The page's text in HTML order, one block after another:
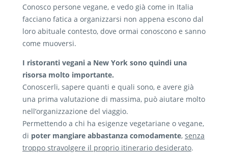
Conosco persone vegane, e vedo già come in Italia
facciano fatica a organizzarsi non appena escono dal
loro abituale contesto, dove ormai conoscono e sanno
come muoversi.
I ristoranti vegani a New York sono quindi una
risorsa molto importante.
Conoscerli, sapere quanti e quali sono, e avere già
una prima valutazione di massima, può aiutare molto
nell’organizzazione del viaggio.
Permettendo a chi ha esigenze vegetariane o vegane,
di poter mangiare abbastanza comodamente, senza
troppo stravolgere il proprio itinerario desiderato.